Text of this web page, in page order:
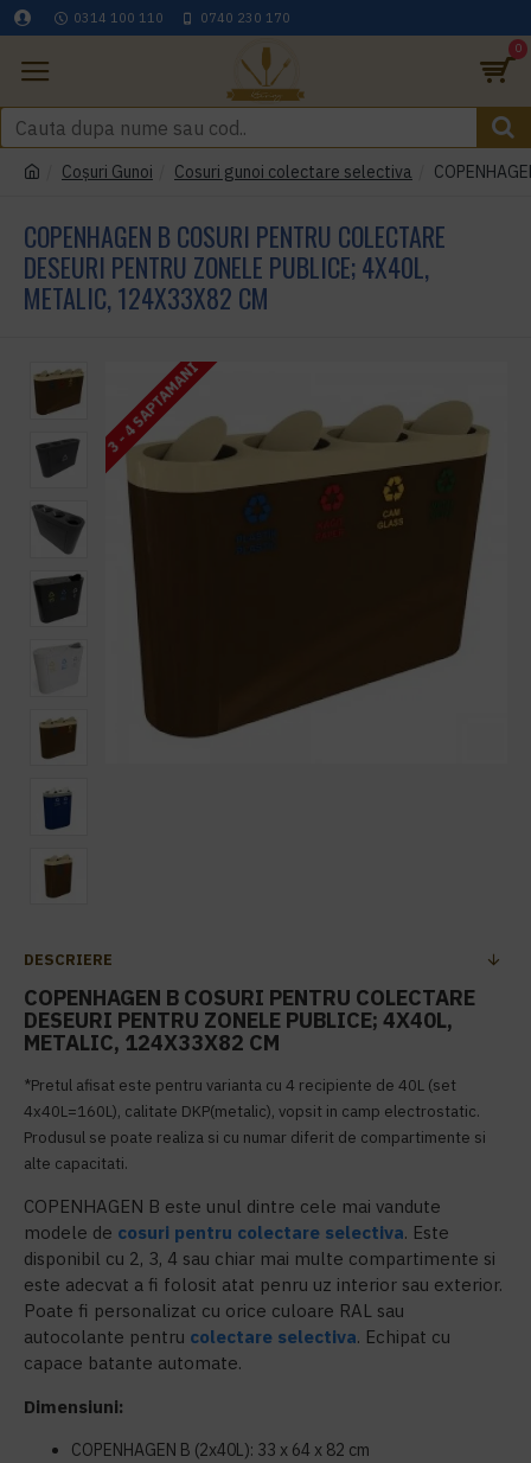
0314 100 110 0740 230 170
0
Coşuri Gunoi Cosuri gunoi colectare selectiva
COPENHAGEN B COSURI PENTRU COLECTARE
DESEURI PENTRU ZONELE PUBLICE; 4X40L,
METALIC, 124X33X82 CM
3 - 4 SAPTAMANI
DESCRIERE
COPENHAGEN B COSURI PENTRU COLECTARE
DESEURI PENTRU ZONELE PUBLICE; 4X40L,
METALIC, 124X33X82 CM
*Pretul afisat este pentru varianta cu 4 recipiente de 40L (set
4x40L=160L), calitate DKP(metalic), vopsit in camp electrostatic.
Produsul se poate realiza si cu numar diferit de compartimente si
alte capacitati.
COPENHAGEN B este unul dintre cele mai vandute
modele de cosuri pentru colectare selectiva. Este
disponibil cu 2, 3, 4 sau chiar mai multe compartimente si
este adecvat a fi folosit atat penru uz interior sau exterior.
Poate fi personalizat cu orice culoare RAL sau
autocolante pentru colectare selectiva. Echipat cu
capace batante automate.
Dimensiuni:
COPENHAGEN B (2x40L): 33 x 64 x 82 cm